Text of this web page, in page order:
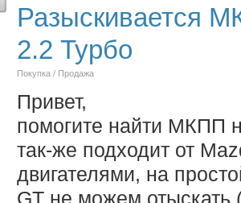
Разыскивается
2.2 Турбо
Покупка / Продажа
Привет,
помогите найти МКПП
так-же подходит от
двигателями, на
GT не можем отыскать